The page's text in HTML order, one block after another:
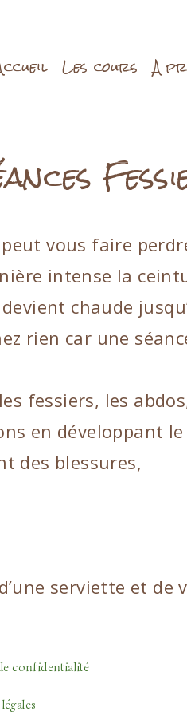
Les cours A
vous faire
intense la
chaude
rien car une
fessiers, les
en développant le
des blessures,
serviette et de
confidentialité